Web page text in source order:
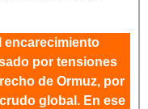
encarecimiento
por tensiones
de Ormuz, por
global. En ese